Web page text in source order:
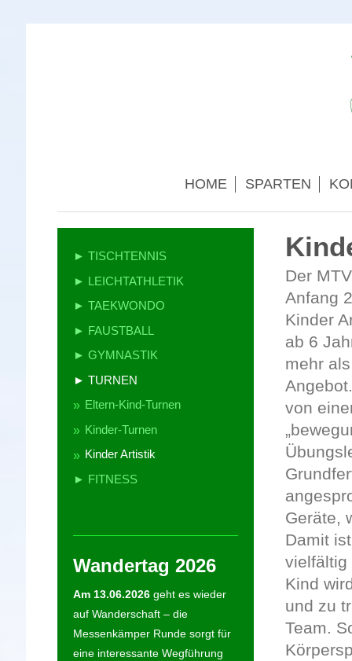
HOME SPARTEN
Der
Anfang
Kinder
ab 6
mehr
von
Geräte,
Damit
vielfältig
Kind
und zu
Team.
► TISCHTENNIS
► LEICHTATHLETIK
► TAEKWONDO
► FAUSTBALL
► GYMNASTIK
► TURNEN
Eltern-Kind-Turnen
Kinder-Turnen
Kinder Artistik
► FITNESS
Wandertag 2026
Am 13.06.2026geht es wieder
auf Wanderschaft – die
Messenkämper Runde sorgt für
eine interessante Wegführung